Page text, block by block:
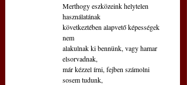
Merthogy eszközeink helytelen
használatának
következtében alapvető képességek
nem
alakulnak ki bennünk, vagy hamar
elsorvadnak,
már kézzel írni, fejben számolni
sosem tudunk,